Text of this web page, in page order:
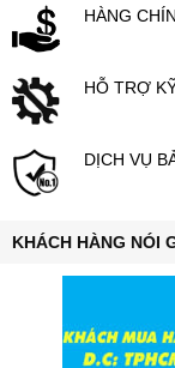
HÀNG
HỖ TRỢ
DỊCH VỤ
KHÁCH HÀNG NÓI